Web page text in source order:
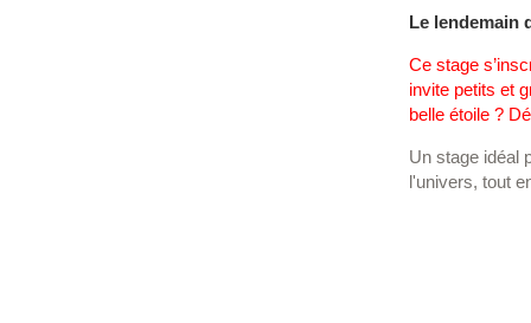
Le lendemain
Ce stage
invite petits et
belle étoile ?
Un stage idéal
l'univers, tout